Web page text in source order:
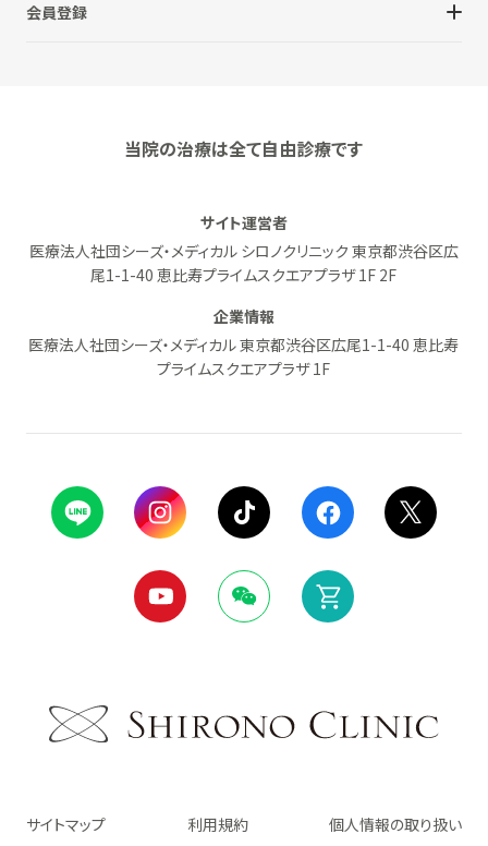
会員登録
当院の治療は全て自由診療です
サイト運営者
医療法人社団シーズ・メディカル シロノクリニック 東京都渋谷区広
尾1-1-40 恵比寿プライムスクエアプラザ 1F 2F
企業情報
医療法人社団シーズ・メディカル 東京都渋谷区広尾1-1-40 恵比寿
プライムスクエアプラザ 1F
サイトマップ 利用規約 個人情報の取り扱い